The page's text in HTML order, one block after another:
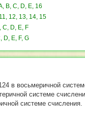
B, C, D, E, 16
12, 13, 14, 15
C, D, E, F
D, E, F, G
в восьмеричной
системе
системе счисления.